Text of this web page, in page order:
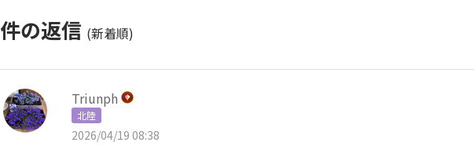
件の返信 (新着順)
Triunph
北陸
2026/04/19 08:38